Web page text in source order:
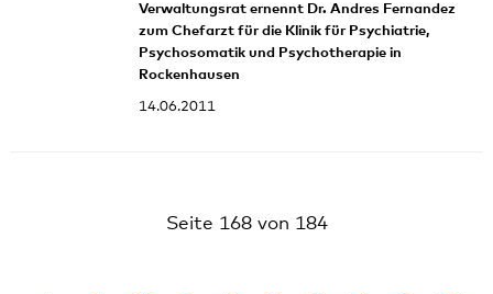
Verwaltungsrat ernennt Dr. Andres Fernandez
zum Chefarzt für die Klinik für Psychiatrie,
Psychosomatik und Psychotherapie in
Rockenhausen
14.06.2011
Seite 168 von 184